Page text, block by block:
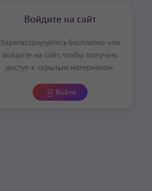
Войдите на сайт
Зарегистрируйтесь бесплатно или
войдите на сайт, чтобы получить
доступ к скрытым материалам.
Войти